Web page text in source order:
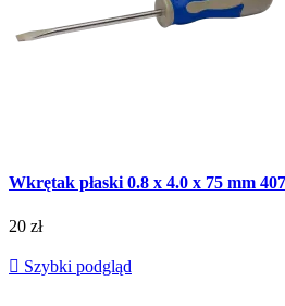
Wkrętak płaski 0.8 x 4.0 x 75 mm
20 zł
 Szybki podgląd